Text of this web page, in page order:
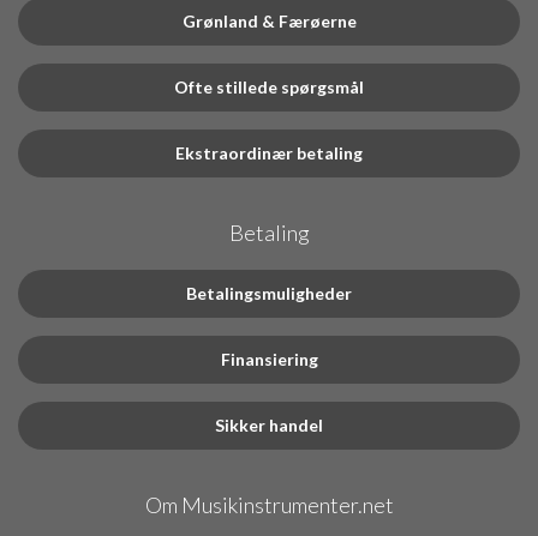
Grønland & Færøerne
Ofte stillede spørgsmål
Ekstraordinær betaling
Betaling
Betalingsmuligheder
Finansiering
Sikker handel
Om Musikinstrumenter.net